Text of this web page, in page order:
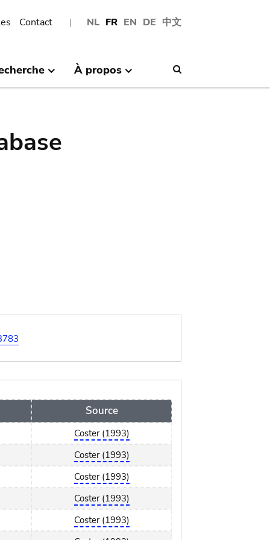
NL FR EN DE 中文
Contact
À propos
Source
Coster (1993)
Coster (1993)
Coster (1993)
Coster (1993)
Coster (1993)